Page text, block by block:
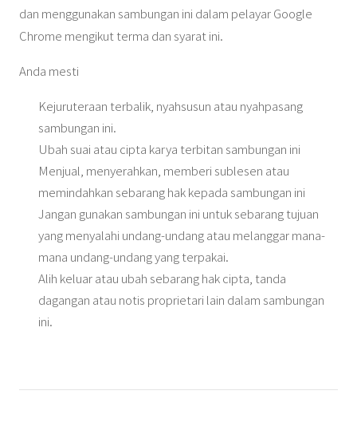
dan menggunakan sambungan ini dalam pelayar Google
Chrome mengikut terma dan syarat ini.
Anda mesti
Kejuruteraan terbalik, nyahsusun atau nyahpasang
sambungan ini.
Ubah suai atau cipta karya terbitan sambungan ini
Menjual, menyerahkan, memberi sublesen atau
memindahkan sebarang hak kepada sambungan ini
Jangan gunakan sambungan ini untuk sebarang tujuan
yang menyalahi undang-undang atau melanggar mana-
mana undang-undang yang terpakai.
Alih keluar atau ubah sebarang hak cipta, tanda
dagangan atau notis proprietari lain dalam sambungan
ini.